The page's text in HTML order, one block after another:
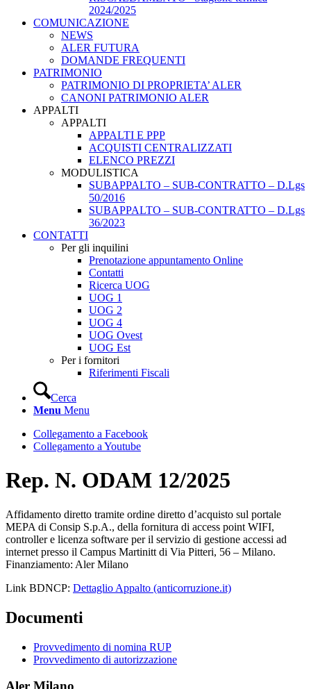
2024/2025
COMUNICAZIONE
NEWS
ALER FUTURA
DOMANDE FREQUENTI
PATRIMONIO
PATRIMONIO DI PROPRIETA’ ALER
CANONI PATRIMONIO ALER
APPALTI
APPALTI
APPALTI E PPP
ACQUISTI CENTRALIZZATI
ELENCO PREZZI
MODULISTICA
SUBAPPALTO – SUB-CONTRATTO – D.Lgs
50/2016
SUBAPPALTO – SUB-CONTRATTO – D.Lgs
36/2023
CONTATTI
Per gli inquilini
Prenotazione appuntamento Online
Contatti
Ricerca UOG
UOG 1
UOG 2
UOG 4
UOG Ovest
UOG Est
Per i fornitori
Riferimenti Fiscali
Cerca
Menu Menu
Collegamento a Facebook
Collegamento a Youtube
Rep. N. ODAM 12/2025
Affidamento diretto tramite ordine diretto d’acquisto sul portale
MEPA di Consip S.p.A., della fornitura di access point WIFI,
controller e licenza software per il servizio di gestione accessi ad
internet presso il Campus Martinitt di Via Pitteri, 56 – Milano.
Finanziamento: Aler Milano
Link BDNCP: Dettaglio Appalto (anticorruzione.it)
Documenti
Provvedimento di nomina RUP
Provvedimento di autorizzazione